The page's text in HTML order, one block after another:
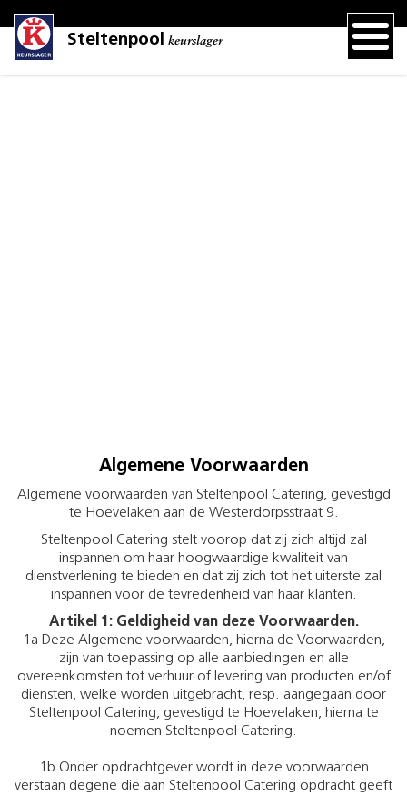
Steltenpool keurslager
Algemene Voorwaarden
Algemene voorwaarden van Steltenpool Catering, gevestigd
te Hoevelaken aan de Westerdorpsstraat 9.
Steltenpool Catering stelt voorop dat zij zich altijd zal
inspannen om haar hoogwaardige kwaliteit van
dienstverlening te bieden en dat zij zich tot het uiterste zal
inspannen voor de tevredenheid van haar klanten.
Artikel 1: Geldigheid van deze Voorwaarden.
1a Deze Algemene voorwaarden, hierna de Voorwaarden,
zijn van toepassing op alle aanbiedingen en alle
overeenkomsten tot verhuur of levering van producten en/of
diensten, welke worden uitgebracht, resp. aangegaan door
Steltenpool Catering, gevestigd te Hoevelaken, hierna te
noemen Steltenpool Catering.
1b Onder opdrachtgever wordt in deze voorwaarden
verstaan degene die aan Steltenpool Catering opdracht geeft